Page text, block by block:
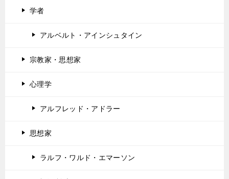
学者
アルベルト・アインシュタイン
宗教家・思想家
心理学
アルフレッド・アドラー
思想家
ラルフ・ワルド・エマーソン